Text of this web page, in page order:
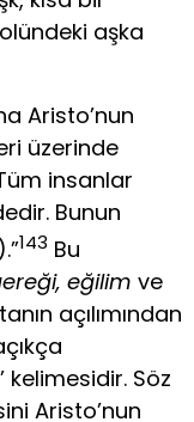
aşka
Aristo’nun
üzerinde
insanlar
Bunun
143 Bu
eğilim ve
açılımından
kelimesidir. Söz
Aristo’nun